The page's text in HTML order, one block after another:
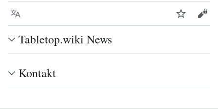
Sprache
Tabletop.wiki News
Kontakt